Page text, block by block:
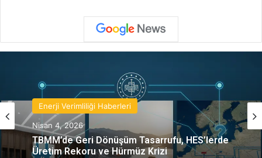
Enerji Verimliliği Haberleri
Nisan 4, 2026
TBMM’de Geri Dönüşüm Tasarrufu, HES’lerde
Üretim Rekoru ve Hürmüz Krizi